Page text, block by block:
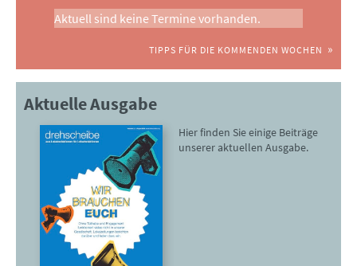
Aktuell sind keine Termine vorhanden.
TIPPS FÜR DIE KOMMENDEN WOCHEN
Aktuelle Ausgabe
Hier finden Sie einige Beiträge
unserer aktuellen Ausgabe.